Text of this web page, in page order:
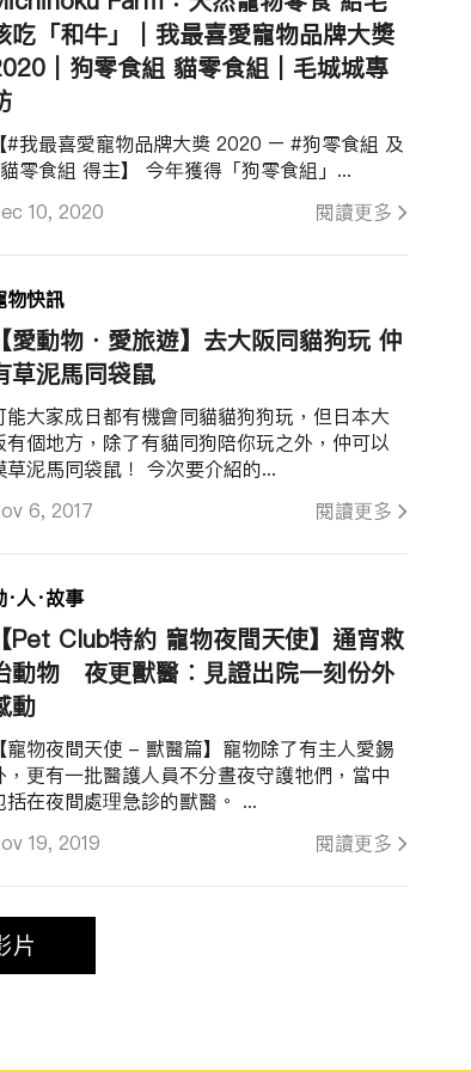
吃「和牛」｜我最喜愛寵物品牌大奬
狗零食組 貓零食組︱毛城城專
10, 2020 閱讀更多
#我最喜愛寵物品牌大奬​ 2020 – #狗零食組​ 及
#貓零食組​ 得主】 今年獲得「狗零食組」...
物快訊
愛動物．愛旅遊】去大阪同貓狗玩 仲
草泥馬同袋鼠
6, 2017 閱讀更多
能大家成日都有機會同貓貓狗狗玩，但日本大
有個地方，除了有貓同狗陪你玩之外，仲可以
摸草泥馬同袋鼠！ 今次要介紹的...
·人·故事
Pet Club特約 寵物夜間天使】通宵救
動物 夜更獸醫︰見證出院一刻份外
動
19, 2019 閱讀更多
寵物夜間天使 - 獸醫篇】寵物除了有主人愛錫
，更有一批醫護人員不分晝夜守護牠們，當中
包括在夜間處理急診的獸醫。 ...
片